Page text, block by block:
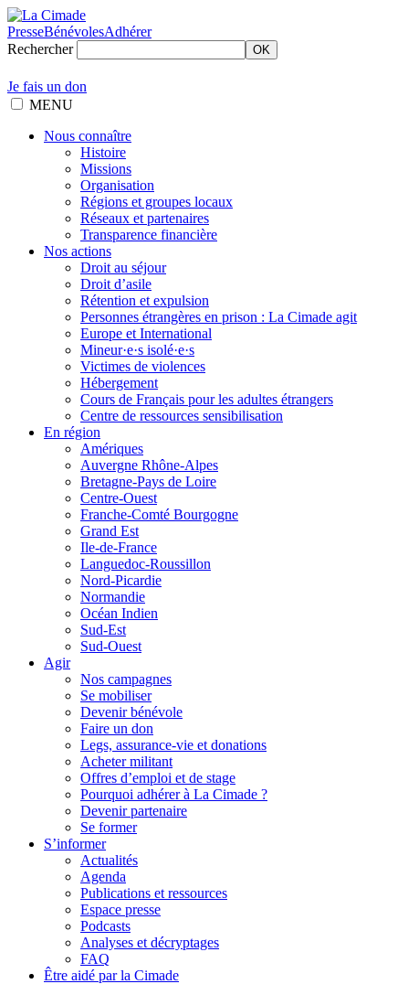
PresseBénévolesAdhérer
Rechercher
OK
Je fais un don
MENU
Nous connaître
Histoire
Missions
Organisation
Régions et groupes locaux
Réseaux et partenaires
Transparence financière
Nos actions
Droit au séjour
Droit d’asile
Rétention et expulsion
Personnes étrangères en prison : La Cimade agit
Europe et International
Mineur·e·s isolé·e·s
Victimes de violences
Hébergement
Cours de Français pour les adultes étrangers
Centre de ressources sensibilisation
En région
Amériques
Auvergne Rhône-Alpes
Bretagne-Pays de Loire
Centre-Ouest
Franche-Comté Bourgogne
Grand Est
Ile-de-France
Languedoc-Roussillon
Nord-Picardie
Normandie
Océan Indien
Sud-Est
Sud-Ouest
Agir
Nos campagnes
Se mobiliser
Devenir bénévole
Faire un don
Legs, assurance-vie et donations
Acheter militant
Offres d’emploi et de stage
Pourquoi adhérer à La Cimade ?
Devenir partenaire
Se former
S’informer
Actualités
Agenda
Publications et ressources
Espace presse
Podcasts
Analyses et décryptages
FAQ
Être aidé par la Cimade